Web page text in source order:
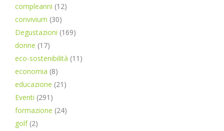
compleanni (12)
convivium (30)
Degustazioni (169)
donne (17)
eco-sostenibilità (11)
economia (8)
educazione (21)
Eventi (291)
formazione (24)
golf(2)